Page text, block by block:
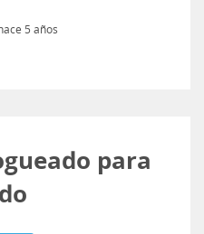
5 años
para